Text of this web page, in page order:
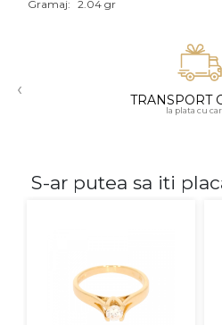
18K
Gramaj: 2.04 gr
‹ TRANSPORT
la plata cu
S-ar putea sa iti